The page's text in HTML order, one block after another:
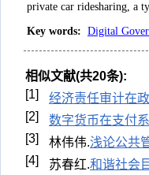
private car ridesharing, a
Key words: Digital
相似文献(共20条):
[1]
经济责任审计在
[2]
数字货币在支付
[3]
林伟伟.浅论公共
[4]
苏春红.和谐社会